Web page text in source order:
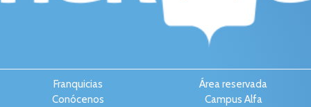
Franquicias
Conócenos
Área reservada
Campus Alfa